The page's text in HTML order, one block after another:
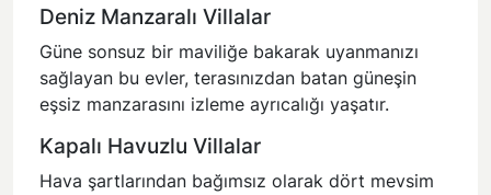
Deniz Manzaralı Villalar
Güne sonsuz bir maviliğe bakarak uyanmanızı
sağlayan bu evler, terasınızdan batan güneşin
eşsiz manzarasını izleme ayrıcalığı yaşatır.
Kapalı Havuzlu Villalar
Hava şartlarından bağımsız olarak dört mevsim